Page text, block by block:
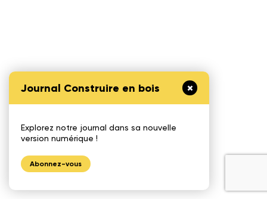
Journal Construire en bois
Explorez notre journal dans sa nouvelle
version numérique !
Abonnez-vous